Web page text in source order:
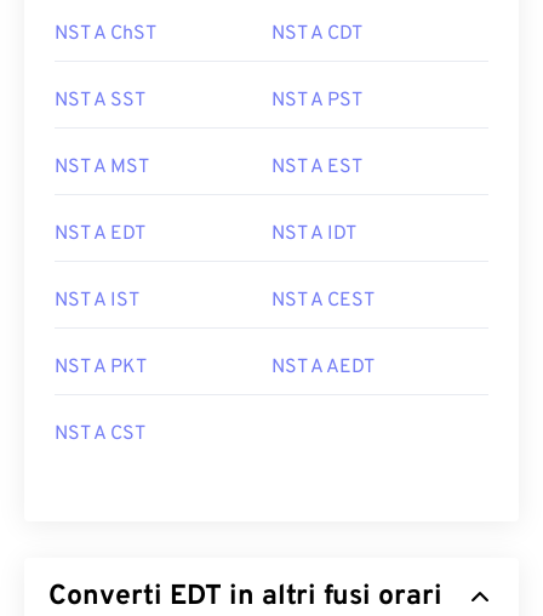
NST A ChST NST A CDT
NST A SST NST A PST
NST A MST NST A EST
NST A EDT NST A IDT
NST A IST NST A CEST
NST A PKT NST A AEDT
NST A CST
Converti EDT in altri fusi orari